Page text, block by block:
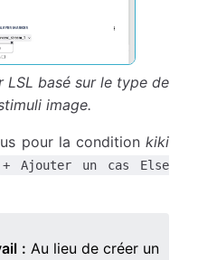
basé sur le type de
image.
pour la condition kiki
+ Ajouter un cas Else
: Au lieu de créer un